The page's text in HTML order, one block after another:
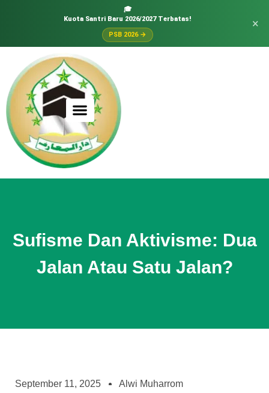
🎓
Kuota Santri Baru 2026/2027 Terbatas!
PSB 2026 →
×
Sufisme Dan Aktivisme: Dua
Jalan Atau Satu Jalan?
September 11, 2025 Alwi Muharrom